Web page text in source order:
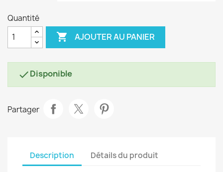
Quantité
 AJOUTER AU PANIER
Disponible
Partager
Description Détails du produit